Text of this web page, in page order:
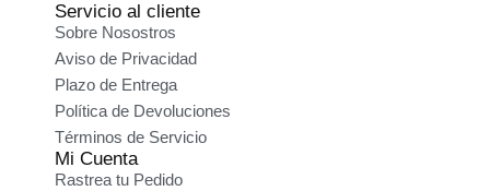
Servicio al cliente
Sobre Nosostros
Aviso de Privacidad
Plazo de Entrega
Política de Devoluciones
Términos de Servicio
Mi Cuenta
Rastrea tu Pedido